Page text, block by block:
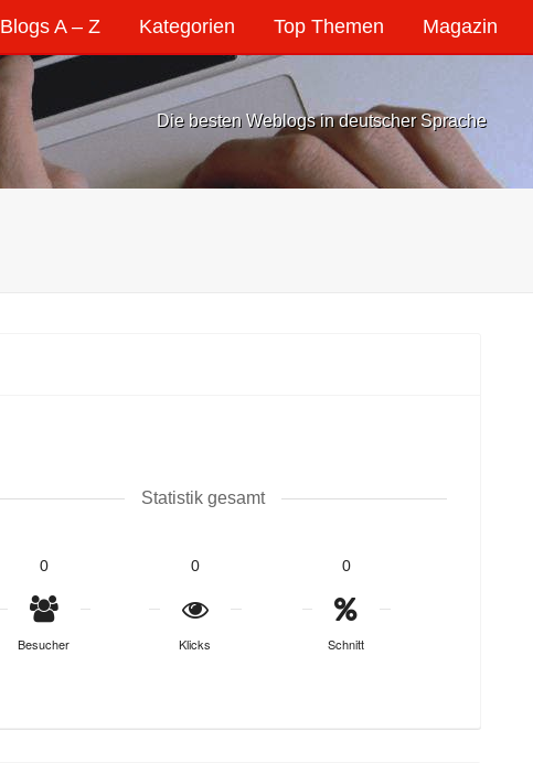
Blogs A – Z Kategorien Top Themen Magazin
Die besten Weblogs in deutscher Sprache
Statistik gesamt
0
Besucher
0
Klicks
0
Schnitt